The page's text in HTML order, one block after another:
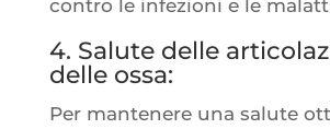
contro le infe­zio­ni e le
4. Salute delle
delle ossa:
Per man­te­nere una salute